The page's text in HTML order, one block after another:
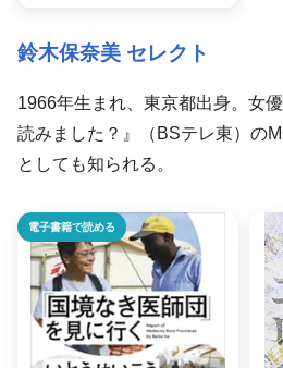
鈴木保奈美 セレクト
1966年生まれ、東京都出身。女
読みました？』（BSテレ東）の
としても知られる。
電子書籍で読める